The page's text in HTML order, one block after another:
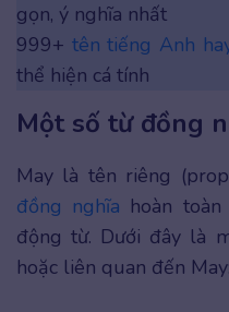
gọn, ý nghĩa nhất
999+ tên tiếng Anh
thể hiện cá tính
Một số từ đồng
May là tên riêng
đồng nghĩa hoàn
động từ. Dưới đây là
hoặc liên quan đến May: